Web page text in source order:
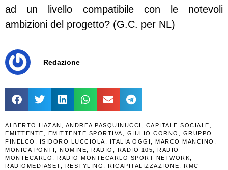
ad un livello compatibile con le notevoli
ambizioni del progetto? (G.C. per NL)
Redazione
ALBERTO HAZAN ANDREA PASQUINUCCI CAPITALE SOCIALE
EMITTENTE
EMITTENTE SPORTIVA GIULIO CORNO
GRUPPO
FINELCO
ISIDORO LUCCIOLA ITALIA OGGI MARCO MANCINO
MONICA PONTI
NOMINE RADIO RADIO 105
RADIO
MONTECARLO
RADIO MONTECARLO SPORT NETWORK
RADIOMEDIASET
RESTYLING RICAPITALIZZAZIONE
RMC